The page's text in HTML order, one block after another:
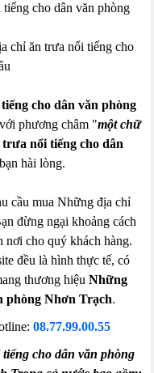
cho dân văn phòng
chỉ ăn trưa nổi tiếng cho
cho dân văn phòng
phương châm "một chữ
nổi tiếng cho dân
hài lòng.
cầu mua Những địa chỉ
đừng ngại khoảng cách
nơi cho quý khách hàng.
đều là hình thực tế, có
thương hiệuNhững
phòng Nhơn Trạch.
08.77.99.00.55
cho dân văn phòng